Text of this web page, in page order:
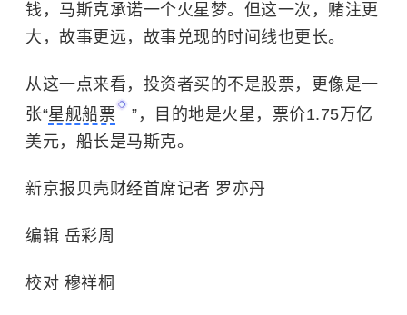
钱，马斯克承诺一个火星梦。但这一次，赌注更
大，故事更远，故事兑现的时间线也更长。
从这一点来看，投资者买的不是股票，更像是一
张“星舰船票
”，目的地是火星，票价1.75万亿
美元，船长是马斯克。
新京报贝壳财经首席记者 罗亦丹
编辑 岳彩周
校对 穆祥桐